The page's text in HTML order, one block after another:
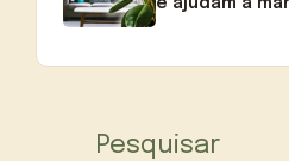
Pesquisar